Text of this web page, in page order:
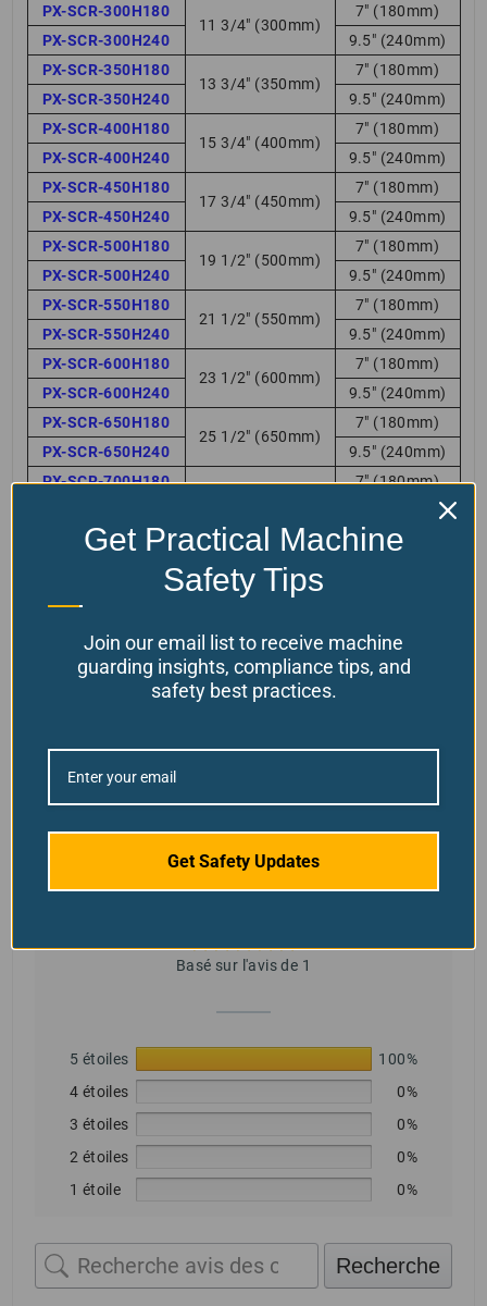
PX-SCR-300H180
11 3/4″ (300mm)
7″ (180mm)
PX-SCR-300H240
9.5″ (240mm)
PX-SCR-350H180
13 3/4″ (350mm)
7″ (180mm)
PX-SCR-350H240
9.5″ (240mm)
PX-SCR-400H180
15 3/4″ (400mm)
7″ (180mm)
PX-SCR-400H240
9.5″ (240mm)
PX-SCR-450H180
17 3/4″ (450mm)
7″ (180mm)
PX-SCR-450H240
9.5″ (240mm)
PX-SCR-500H180
19 1/2″ (500mm)
7″ (180mm)
PX-SCR-500H240
9.5″ (240mm)
PX-SCR-550H180
21 1/2″ (550mm)
7″ (180mm)
PX-SCR-550H240
9.5″ (240mm)
PX-SCR-600H180
23 1/2″ (600mm)
7″ (180mm)
PX-SCR-600H240
9.5″ (240mm)
PX-SCR-650H180
25 1/2″ (650mm)
7″ (180mm)
PX-SCR-650H240
9.5″ (240mm)
PX-SCR-700H180
7″ (180mm)
9.5″ (240mm)
PX-SCR-750H180
29 1/2″ (750mm)
7″ (180mm)
PX-SCR-750H240
Avis clients
5,0
Basé sur l'avis de 1
5 étoiles
100%
4 étoiles
0%
3 étoiles
0%
2 étoiles
0%
1 étoile
0%
Recherche
Get Practical Machine
Safety Tips
Join our email list to receive machine
guarding insights, compliance tips, and
safety best practices.
Get Safety Updates